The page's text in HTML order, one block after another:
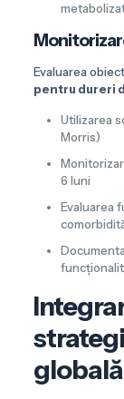
Evaluarea
pentru dureri
Utilizarea
Morris)
6 luni
Evaluarea
globală